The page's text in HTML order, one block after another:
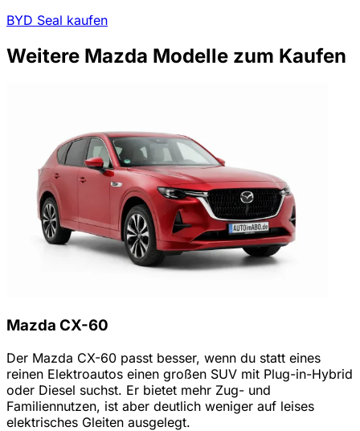
BYD Seal kaufen
Weitere Mazda Modelle zum Kaufen
Mazda CX-60
Der Mazda CX-60 passt besser, wenn du statt eines
reinen Elektroautos einen großen SUV mit Plug-in-Hybrid
oder Diesel suchst. Er bietet mehr Zug- und
Familiennutzen, ist aber deutlich weniger auf leises
elektrisches Gleiten ausgelegt.